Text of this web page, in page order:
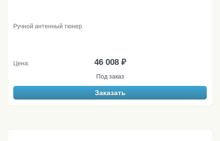
Ручной антенный тюнер
Цена: 46 008 ₽
Под заказ
Заказать